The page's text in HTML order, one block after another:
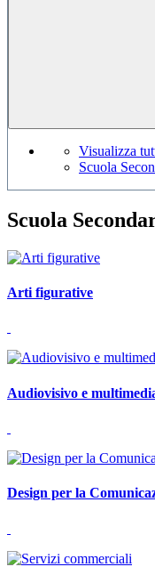
Visualizza
Scuola
Scuola
Arti figurative
Audiovisivo e
Design per la